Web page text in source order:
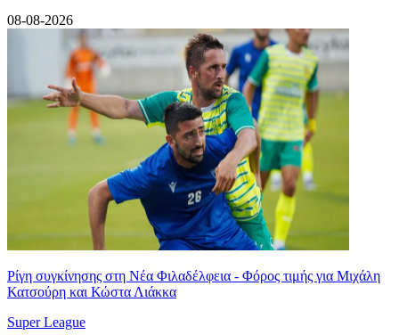
08-08-2026
Ρίγη συγκίνησης στη Νέα Φιλαδέλφεια - Φόρος τιμής για Μιχάλη
Κατσούρη και Κώστα Λιάκκα
Super League